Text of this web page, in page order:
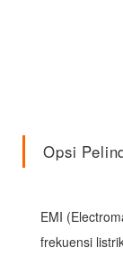
Opsi
EMI
frekuensi